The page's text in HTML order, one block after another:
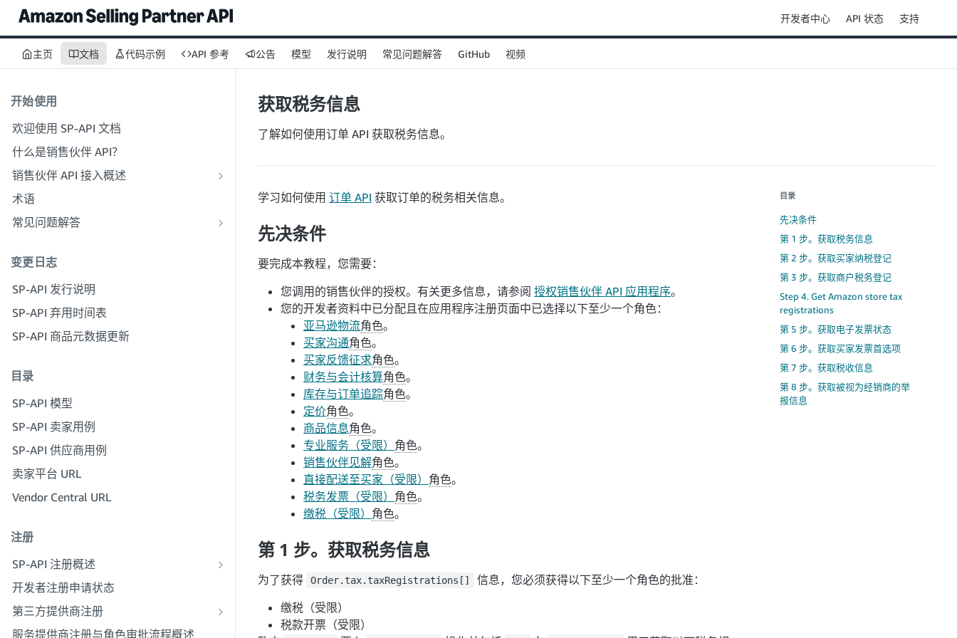
开发者中心 API 状态 支持
主页 文档 代码示例 API 参考 公告 模型 发行说明 常见问题解答 GitHub 视频
开始使用
欢迎使用 SP-API 文档
什么是销售伙伴 API？
销售伙伴 API 接入概述
以开发者身份加入
步骤 3：创建开发者资料
步骤 4：注册沙箱应用程序
步骤 5：首次调用 SP-API 沙箱
步骤 6：设置授权工作流程
步骤 8：在生产环境中调用 SP-API
步骤 9：测试应用程序
步骤 10：发布应用程序
以服务提供商身份加入
门户账户
步骤 3：验证您的身份
步骤 4：填写贵公司的服务资料
步骤 6：邀请员工加入您的账户
步骤 7：与卖家联系
步骤 8：在服务提供商网络中发布您的
服务
术语
常见问题解答
解决方案提供商门户常见问题解答
变更日志
SP-API 发行说明
SP-API 弃用时间表
SP-API 商品元数据更新
目录
SP-API 模型
SP-API 卖家用例
SP-API 供应商用例
卖家平台 URL
Vendor Central URL
注册
SP-API 注册概述
注册为公共 SP-API 开发者
注册为私人 SP-API 开发者
注册为私人 SP-API 供应商
开发者注册申请状态
第三方提供商注册
第三方提供商签名指南
服务提供商注册与角色审批流程概述
获取税务信息
了解如何使用订单 API 获取税务信息。
学习如何使用 订单 API 获取订单的税务相关信息。
先决条件
要完成本教程，您需要：
您调用的销售伙伴的授权。有关更多信息，请参阅 授权销售伙伴 API 应用程序。
您的开发者资料中已分配且在应用程序注册页面中已选择以下至少一个角色：
亚马逊物流角色。
买家沟通角色。
买家反馈征求角色。
财务与会计核算角色。
库存与订单追踪角色。
定价角色。
商品信息角色。
专业服务（受限） 角色。
销售伙伴见解角色。
直接配送至买家（受限） 角色。
税务发票（受限） 角色。
缴税（受限） 角色。
第 1 步。获取税务信息
为了获得 Order.tax.taxRegistrations[]
信息，您必须获得以下至少一个角色的批准：
缴税（受限）
税款开票（受限）
目录
先决条件
第 1 步。获取税务信息
第 2 步。获取买家纳税登记
第 3 步。获取商户税务登记
Step 4. Get Amazon store tax
registrations
第 5 步。获取电子发票状态
第 6 步。获取买家发票首选项
第 7 步。获取税收信息
第 8 步。获取被视为经销商的举
报信息